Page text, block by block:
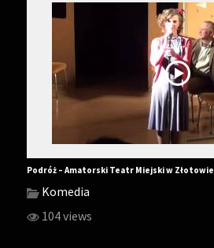
Podróż – Amatorski Teatr Miejski w Złotowie
Komedia
104 views